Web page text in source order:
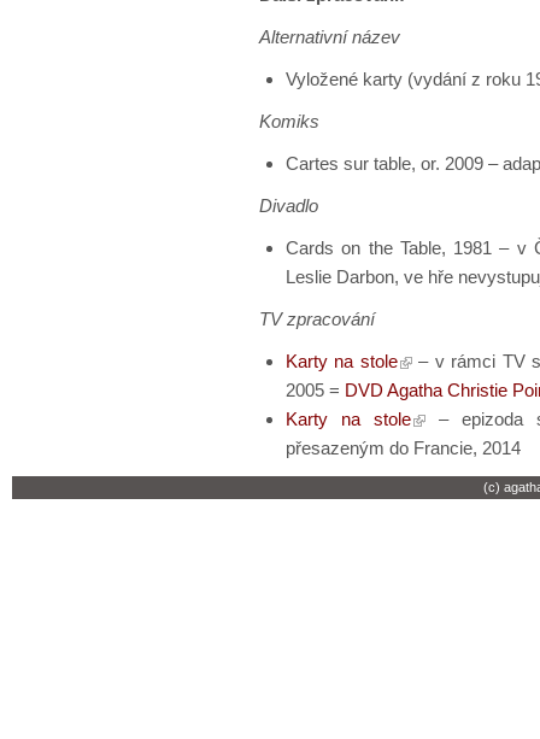
Alternativní název
Vyložené karty (vydání z roku
Komiks
Cartes sur table, or. 2009 –
Divadlo
Cards on the Table, 1981 – v
Leslie Darbon, ve hře
TV zpracování
Karty na stole
– v rámci TV
2005 = DVD Agatha Christie
Karty na stole
– epizoda
přesazeným do Francie, 2014
(c)